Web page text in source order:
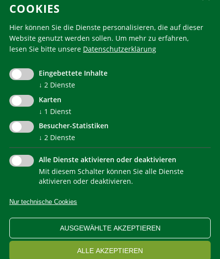
KlimaHaus ist eine eingetragene Marke. Die Nutzung muss
communication@klimahausagentur.it
© 2022 Agentur für Energie Südtirol - KlimaHaus
NEWSLETTER
IMPRESSUM PRIVACY
WEB STATISTIKEN
ERKLÄRUNG BARRIEREFREIHEIT
COOKIEEINSTELLUNGEN
COOKIES
Hier können Sie die Dienste personalisieren, die auf dieser
Website genutzt werden sollen. Um mehr zu erfahren,
lesen Sie bitte unsere Datenschutzerklärung
Eingebettete Inhalte
↓ 2 Dienste
Karten
↓ 1 Dienst
Besucher-Statistiken
↓ 2 Dienste
Alle Dienste aktivieren oder deaktivieren
Mit diesem Schalter können Sie alle Dienste
aktivieren oder deaktivieren.
Nur technische Cookies
AUSGEWÄHLTE AKZEPTIEREN
ALLE AKZEPTIEREN